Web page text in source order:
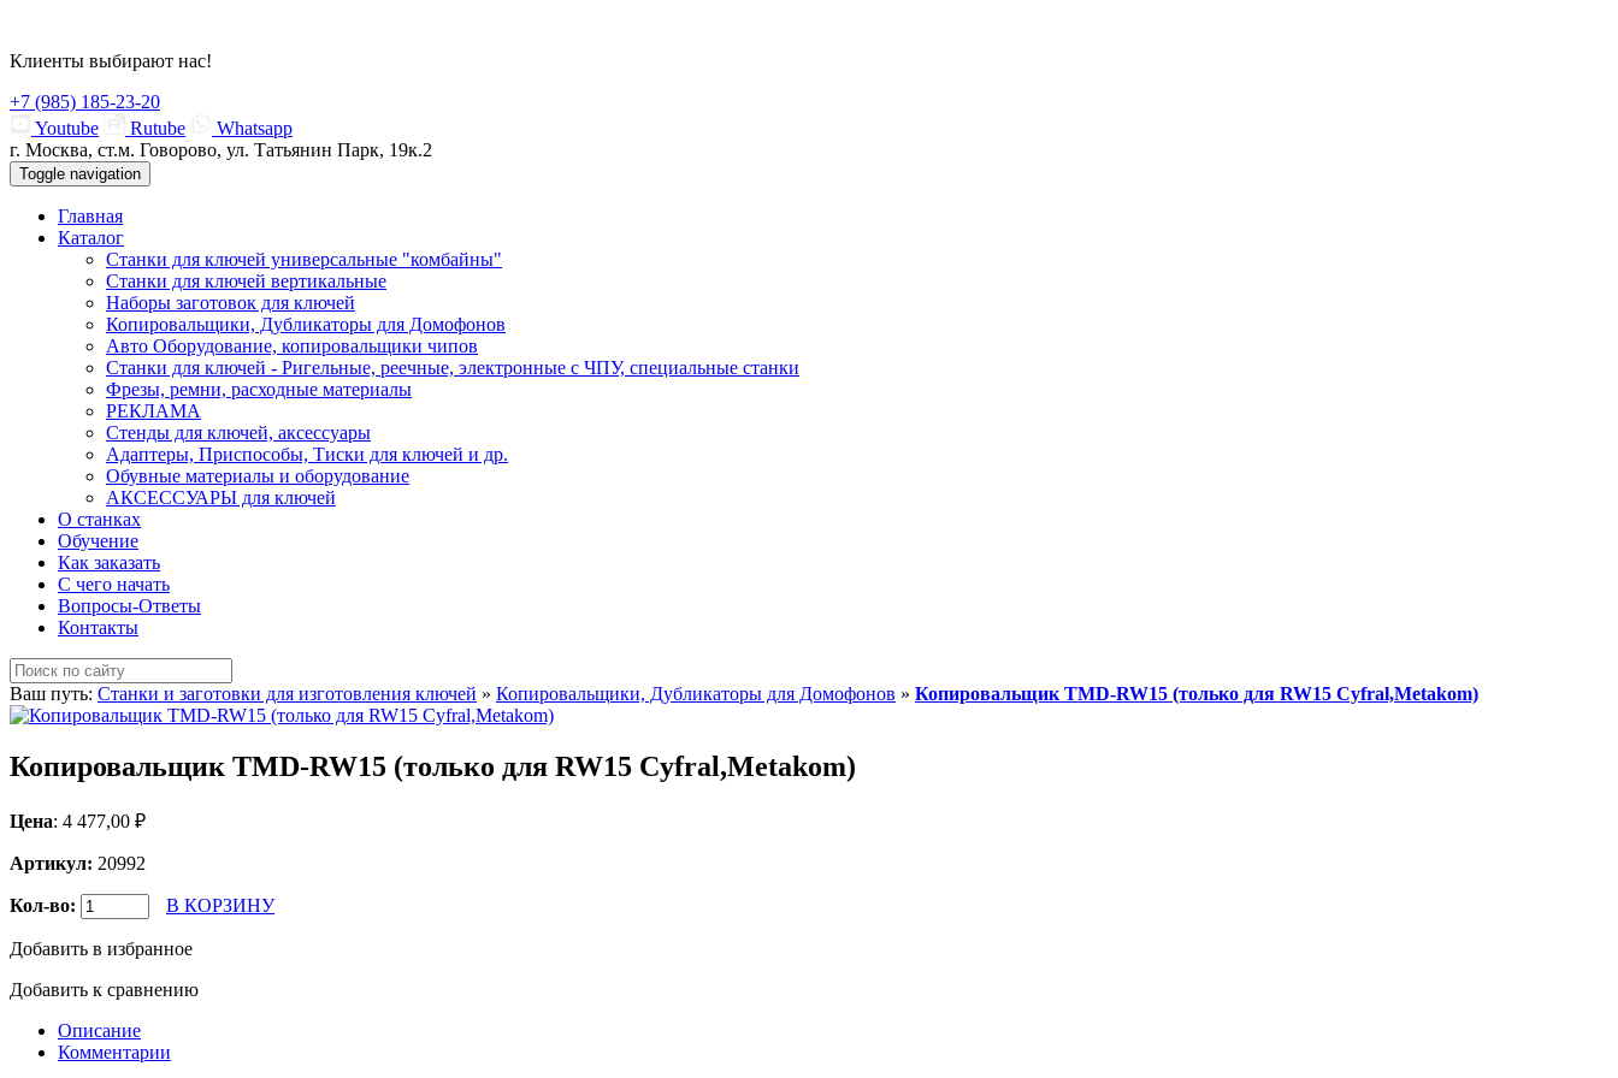
Клиенты выбирают нас!
+7 (985) 185-23-20
Youtube
Rutube
Whatsapp
г. Москва, ст.м. Говорово, ул. Татьянин Парк, 19к.2
Toggle navigation
Главная
Каталог
Станки для ключей универсальные "комбайны"
Станки для ключей вертикальные
Наборы заготовок для ключей
Копировальщики, Дубликаторы для Домофонов
Авто Оборудование, копировальщики чипов
Станки для ключей - Ригельные, реечные, электронные с ЧПУ, специальные станки
Фрезы, ремни, расходные материалы
РЕКЛАМА
Стенды для ключей, аксессуары
Адаптеры, Приспособы, Тиски для ключей и др.
Обувные материалы и оборудование
АКСЕССУАРЫ для ключей
О станках
Обучение
Как заказать
С чего начать
Вопросы-Ответы
Контакты
Ваш путь: Станки и заготовки для изготовления ключей » Копировальщики, Дубликаторы для Домофонов » Копировальщик TMD-RW15 (только для RW15 Cyfral,Metakom)
Копировальщик TMD-RW15 (только для RW15 Cyfral,Metakom)
Цена: 4 477,00 ₽
Артикул: 20992
Кол-во: В КОРЗИНУ
Добавить в избранное
Добавить к сравнению
Описание
Комментарии